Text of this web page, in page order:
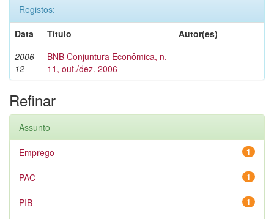
Registos:
Data
Título
Autor(es)
2006-
12
BNB Conjuntura Econômica, n.
11, out./dez. 2006
-
Refinar
Assunto
1
Emprego
1
PAC
1
PIB